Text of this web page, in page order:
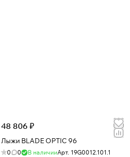
48 806 ₽
Лыжи BLADE OPTIC 96
0 0 В наличииАрт. 19G0012.101.1